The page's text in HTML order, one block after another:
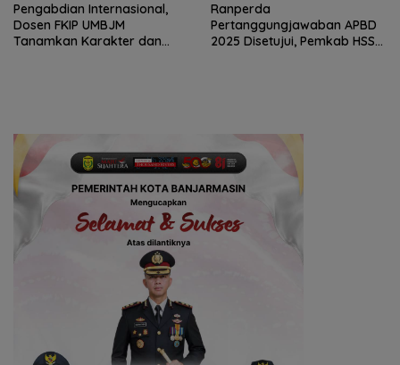
Pengabdian Internasional,
Dosen FKIP UMBJM
Tanamkan Karakter dan
Ranperda
Pertanggungjawaban APBD
2025 Disetujui, Pemkab HSS